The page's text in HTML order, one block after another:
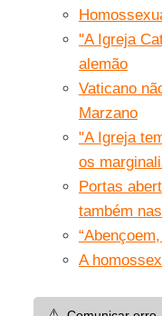
''A Igreja
alemão
Vaticano
Marzano
"A Igreja
os
Portas
também
A